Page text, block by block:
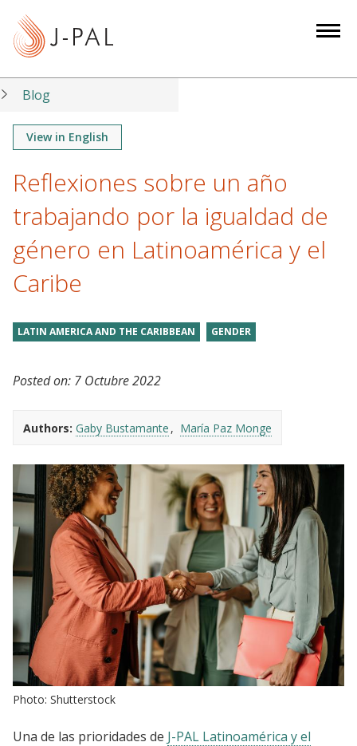
t
Blog
View in English
Reflexiones sobre un año
trabajando por la igualdad de
género en Latinoamérica y el
Caribe
LATIN AMERICA AND THE CARIBBEAN GENDER
Posted on: 7 Octubre 2022
Authors: Gaby Bustamante María Paz Monge
Photo: Shutterstock
Una de las prioridades de J-PAL Latinoamérica y el